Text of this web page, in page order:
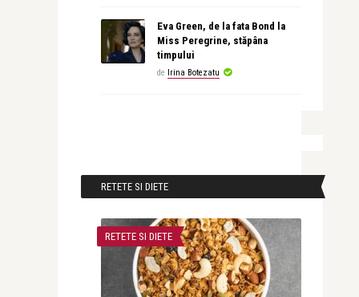
Eva Green, de la fata Bond la
Miss Peregrine, stăpâna
timpului
de Irina Botezatu
RETETE SI DIETE
RETETE SI DIETE